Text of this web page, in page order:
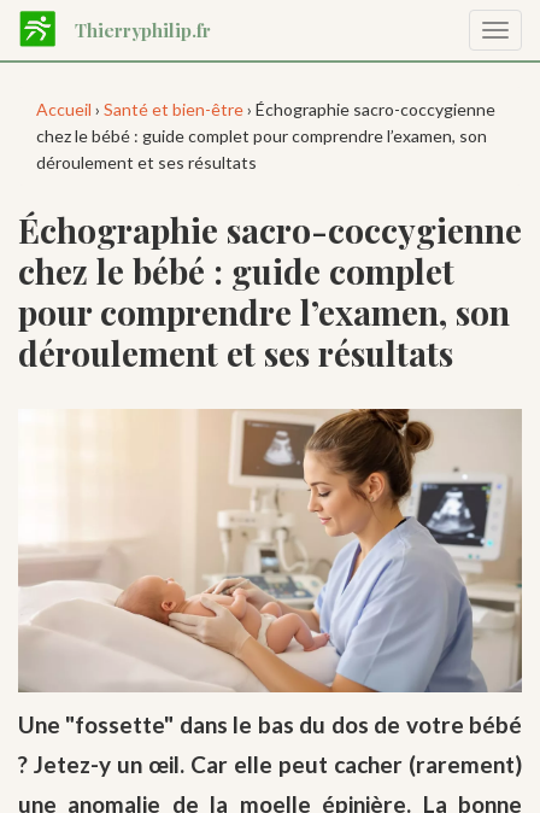
Aller
contenu
Thierryphilip.fr
la
Accueil › Santé et bien-être› Échographie sacro-coccygienne
chez le bébé : guide complet pour comprendre l’examen, son
déroulement et ses résultats
Échographie sacro-coccygienne
chez le bébé : guide complet
pour comprendre l’examen, son
déroulement et ses résultats
Une "fossette" dans le bas du dos de votre bébé
? Jetez-y un œil. Car elle peut cacher (rarement)
une anomalie de la moelle épinière. La bonne